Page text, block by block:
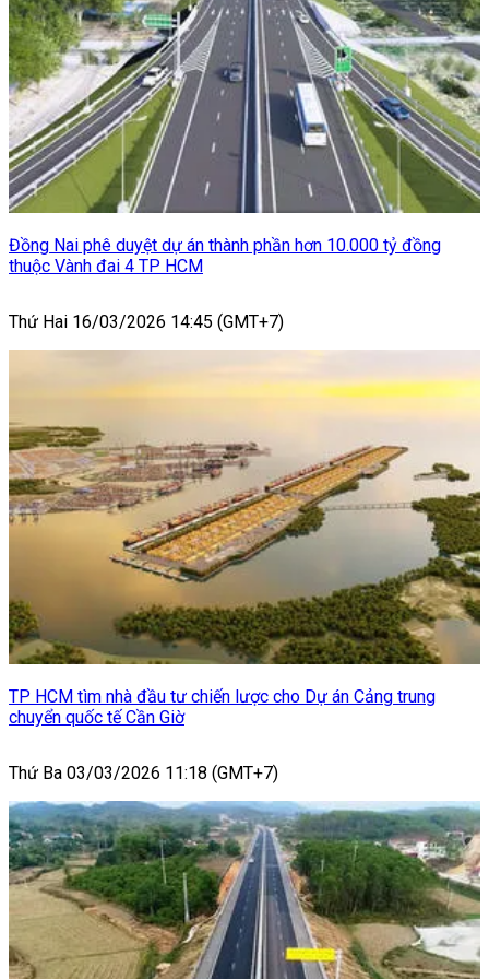
Đồng Nai phê duyệt dự án thành phần hơn 10.000 tỷ đồng
thuộc Vành đai 4 TP HCM
Thứ Hai 16/03/2026 14:45 (GMT+7)
TP HCM tìm nhà đầu tư chiến lược cho Dự án Cảng trung
chuyển quốc tế Cần Giờ
Thứ Ba 03/03/2026 11:18 (GMT+7)